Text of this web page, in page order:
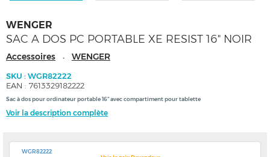
WENGER
SAC A DOS PC PORTABLE XE RESIST 16" NOIR
Accessoires - WENGER
SKU : WGR82222
EAN : 7613329182222
Sac à dos pour ordinateur portable 16" avec compartiment pour tablette
Voir la description complète
WGR82222